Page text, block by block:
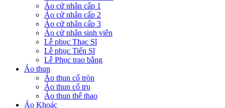
Áo cử nhân cấp 1
Áo cử nhân cấp 2
Áo cử nhân cấp 3
Áo cử nhân sinh viên
Lễ phục Thạc Sĩ
Lễ phục Tiến Sĩ
Lễ Phục trao bằng
Áo thun
Áo thun cổ tròn
Áo thun cổ trụ
Áo thun thể thao
Áo Khoác